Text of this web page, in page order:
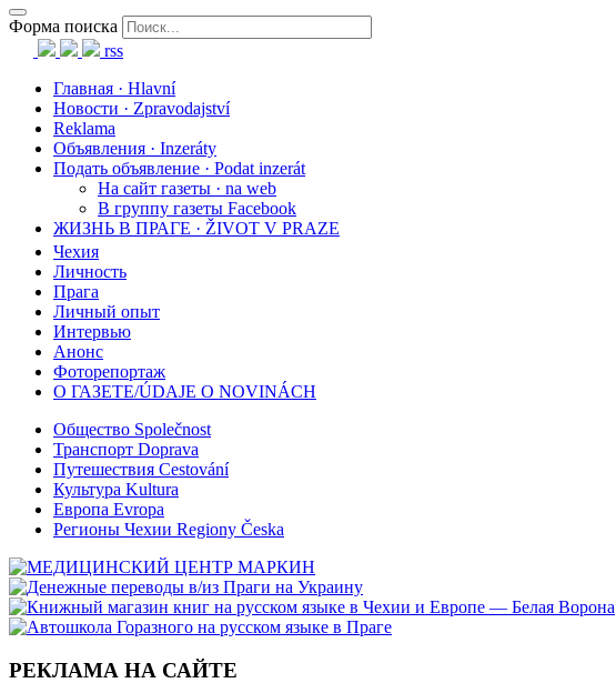
Форма поиска
rss
Главная · Hlavní
Новости · Zpravodajství
Reklama
Объявления · Inzeráty
Подать объявление · Podat inzerát
На сайт газеты · na web
В группу газеты Facebook
ЖИЗНЬ В ПРАГЕ · ŽIVOT V PRAZE
Чехия
Личность
Прага
Личный опыт
Интервью
Анонс
Фоторепортаж
О ГАЗЕТЕ/ÚDAJE O NOVINÁCH
Общество Společnost
Транспорт Doprava
Путешествия Cestování
Культура Kultura
Европа Evropa
Регионы Чехии Regiony Česka
РЕКЛАМА НА САЙТЕ